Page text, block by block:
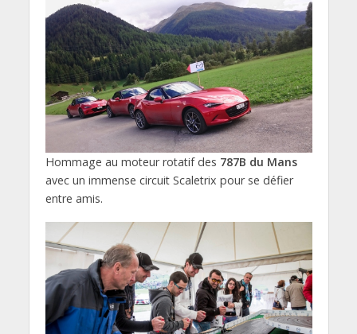
Hommage au moteur rotatif des 787B du Mans
avec un immense circuit Scaletrix pour se défier
entre amis.